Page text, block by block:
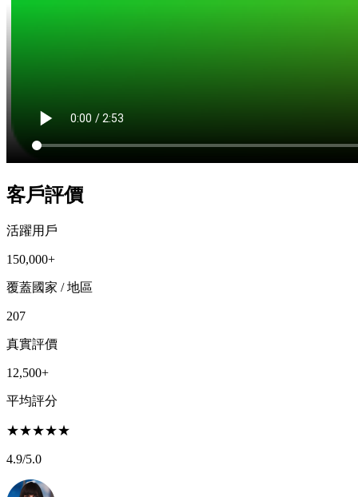
客戶評價
活躍用戶
150,000+
覆蓋國家 / 地區
207
真實評價
12,500+
平均評分
★★★★★
4.9/5.0